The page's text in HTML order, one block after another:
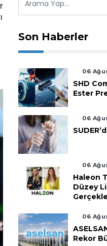
Son Haberler
06
SHD
Ester
06
06
Haleon
Düzey
06
Rekor